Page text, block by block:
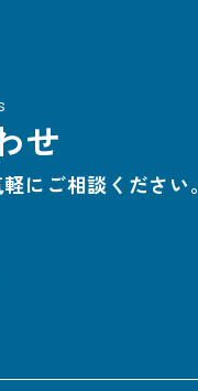
せ
にご相談ください。